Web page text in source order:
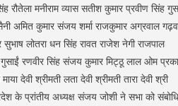
रौतेला मनीराम व्यास सतीश कुमार प्रवीण सिंह
सैनी अमित कुमार संजय शर्मा राजकुमार अग्रवाल
लोतरा धन सिंह रावत राजेश नेगी राजपाल
गुसाईं रणवीर सिंह संजय कुमार मिट्ठू लाल ओम
देवी श्रीमती लता देवी श्रीमती तारा देवी श्री
के प्रांतीय अध्यक्ष संजय जोशी ने सभा को